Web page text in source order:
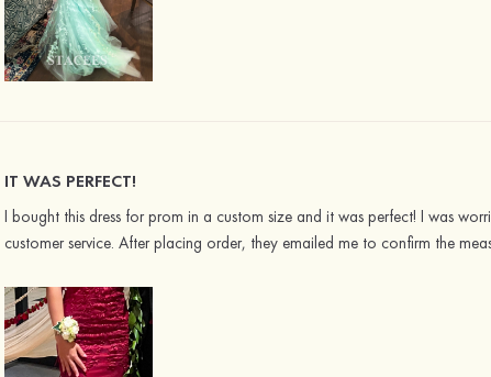
Acheteur vérifié
IT WAS PERFECT!
I bought this dress for prom in a custom size and it was perfect! I was
customer service. After placing order, they emailed me to confirm the